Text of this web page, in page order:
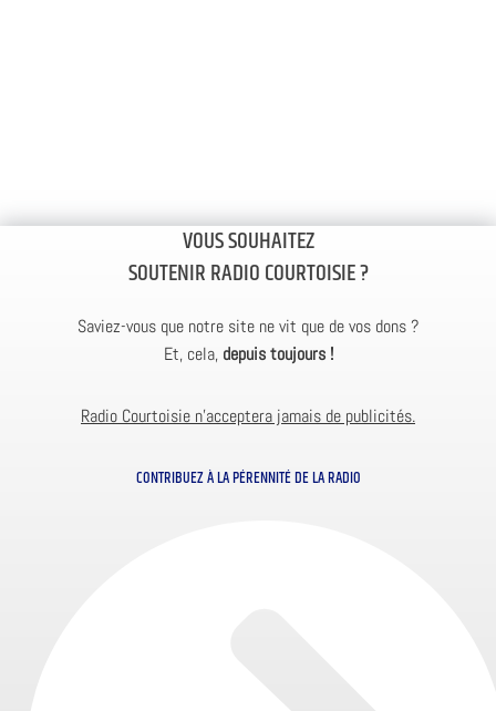
VOUS SOUHAITEZ
SOUTENIR RADIO COURTOISIE ?
Saviez-vous que notre site ne vit que de vos dons ?
Et, cela, depuis toujours !
Radio Courtoisie n’acceptera jamais de publicités.
CONTRIBUEZ À LA PÉRENNITÉ DE LA RADIO